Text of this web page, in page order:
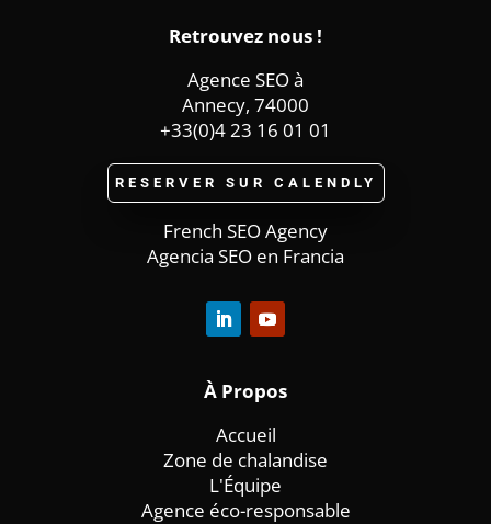
Retrouvez nous !
Agence SEO à
Annecy, 74000
+33(0)4 23 16 01 01
RESERVER SUR CALENDLY
French SEO Agency
Agencia SEO en Francia
À Propos
Accueil
Zone de chalandise
L'Équipe
Agence éco-responsable